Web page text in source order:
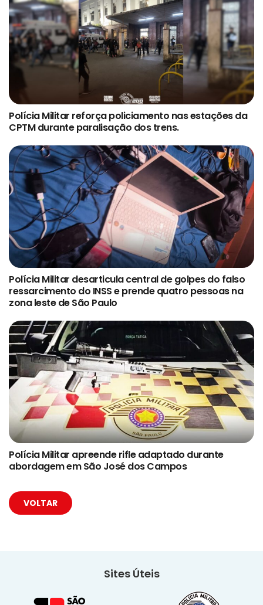
Polícia Militar reforça policiamento nas estações da
CPTM durante paralisação dos trens.
Polícia Militar desarticula central de golpes do falso
ressarcimento do INSS e prende quatro pessoas na
zona leste de São Paulo
Polícia Militar apreende rifle adaptado durante
abordagem em São José dos Campos
VOLTAR
Sites Úteis